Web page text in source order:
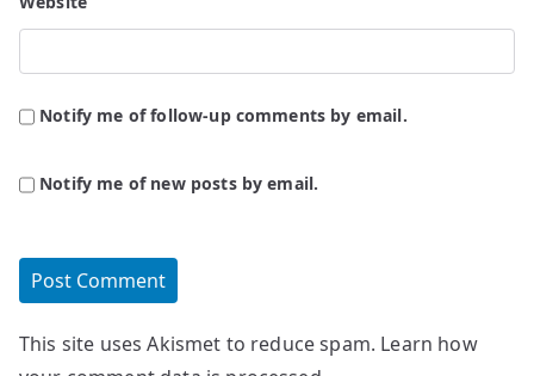
Notify me of follow-up comments by email.
Notify me of new posts by email.
This site uses Akismet to reduce spam. Learn how